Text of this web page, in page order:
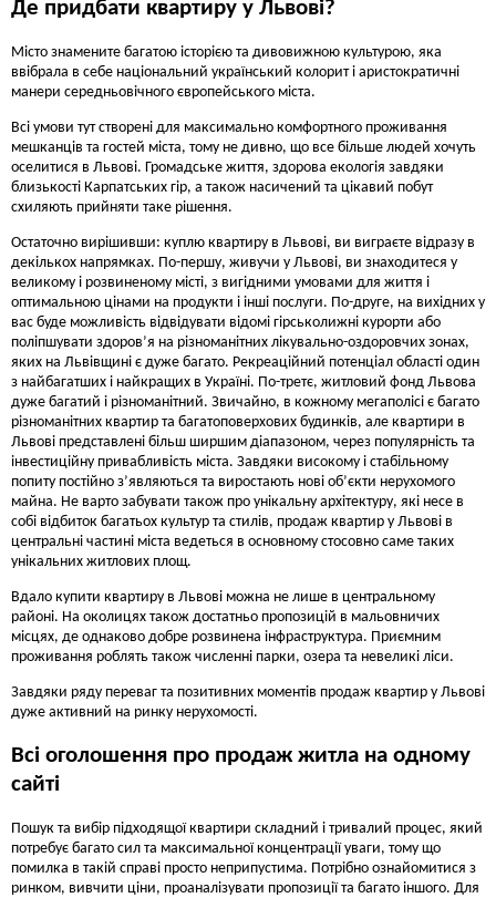
Де придбати квартиру у Львові?
Місто знамените багатою історією та дивовижною культурою, яка
ввібрала в себе національний український колорит і аристократичні
манери середньовічного європейського міста.
Всі умови тут створені для максимально комфортного проживання
мешканців та гостей міста, тому не дивно, що все більше людей хочуть
оселитися в Львові. Громадське життя, здорова екологія завдяки
близькості Карпатських гір, а також насичений та цікавий побут
схиляють прийняти таке рішення.
Остаточно вирішивши: куплю квартиру в Львові, ви виграєте відразу в
декількох напрямках. По-першу, живучи у Львові, ви знаходитеся у
великому і розвиненому місті, з вигідними умовами для життя і
оптимальною цінами на продукти і інші послуги. По-друге, на вихідних у
вас буде можливість відвідувати відомі гірськолижні курорти або
поліпшувати здоров’я на різноманітних лікувально-оздоровчих зонах,
яких на Львівщині є дуже багато. Рекреаційний потенціал області один
з найбагатших і найкращих в Україні. По-третє, житловий фонд Львова
дуже багатий і різноманітний. Звичайно, в кожному мегаполісі є багато
різноманітних квартир та багатоповерхових будинків, але квартири в
Львові представлені більш ширшим діапазоном, через популярність та
інвестиційну привабливість міста. Завдяки високому і стабільному
попиту постійно з’являються та виростають нові об’єкти нерухомого
майна. Не варто забувати також про унікальну архітектуру, які несе в
собі відбиток багатьох культур та стилів, продаж квартир у Львові в
центральні частині міста ведеться в основному стосовно саме таких
унікальних житлових площ.
Вдало купити квартиру в Львові можна не лише в центральному
районі. На околицях також достатньо пропозицій в мальовничих
місцях, де однаково добре розвинена інфраструктура. Приємним
проживання роблять також численні парки, озера та невеликі ліси.
Завдяки ряду переваг та позитивних моментів продаж квартир у Львові
дуже активний на ринку нерухомості.
Всі оголошення про продаж житла на одному
сайті
Пошук та вибір підходящої квартири складний і тривалий процес, який
потребує багато сил та максимальної концентрації уваги, тому що
помилка в такій справі просто неприпустима. Потрібно ознайомитися з
ринком, вивчити ціни, проаналізувати пропозиції та багато іншого. Для